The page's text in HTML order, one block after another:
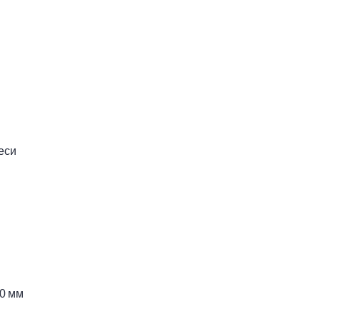
Рекомендуется для использования в системе
пригодна для укладки наливных полимерных
мм